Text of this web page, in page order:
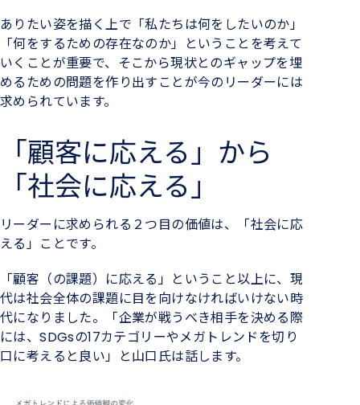
ありたい姿を描く上で「私たちは何をしたいのか」
「何をするための存在なのか」ということを考えて
いくことが重要で、そこから現状とのギャップを埋
めるための問題を作り出すことが今のリーダーには
求められています。
「顧客に応える」から
「社会に応える」
リーダーに求められる２つ目の価値は、「社会に応
える」ことです。
「顧客（の課題）に応える」ということ以上に、現
代は社会全体の課題に目を向けなければいけない時
代になりました。「企業が戦うべき相手を決める際
には、SDGsの17カテゴリーやメガトレンドを切り
口に考えると良い」と山口氏は話します。